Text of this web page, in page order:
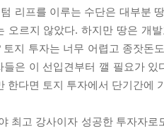
리프를 이루는 수단은 대부분
오르지 않았다. 하지만 땅은 개
토지 투자는 너무 어렵고 종잣돈
들은 이 선입견부터 깰 필요가 있
한다면 토지 투자에서 단기간에
최고 강사이자 성공한 투자자